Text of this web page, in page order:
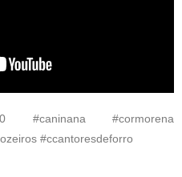
#caninana #cormorena
#ccantoresdeforro